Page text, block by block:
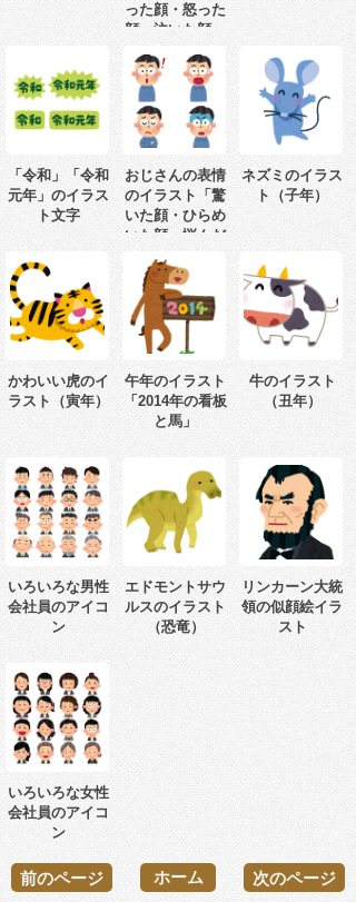
った顔・怒った
顔・泣いた顔・
笑顔」
「令和」「令和
元年」のイラス
ト文字
おじさんの表情
のイラスト「驚
いた顔・ひらめ
いた顔・悩んだ
顔・焦った顔」
ネズミのイラス
ト（子年）
かわいい虎のイ
ラスト（寅年）
午年のイラスト
「2014年の看板
と馬」
牛のイラスト
（丑年）
いろいろな男性
会社員のアイコ
ン
エドモントサウ
ルスのイラスト
（恐竜）
リンカーン大統
領の似顔絵イラ
スト
いろいろな女性
会社員のアイコ
ン
前のページ 次のページ
ホーム